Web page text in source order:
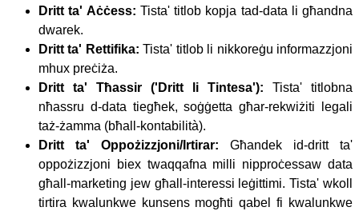
Dritt ta' Aċċess: Tista' titlob kopja tad-data li għandna
dwarek.
Dritt ta' Rettifika: Tista' titlob li nikkoreġu informazzjoni
mhux preċiża.
Dritt ta' Tħassir ('Dritt li Tintesa'): Tista' titlobna
nħassru d-data tiegħek, soġġetta għar-rekwiżiti legali
taż-żamma (bħall-kontabilità).
Dritt ta' Oppożizzjoni/Irtirar: Għandek id-dritt ta'
oppożizzjoni biex twaqqafna milli nipproċessaw data
għall-marketing jew għall-interessi leġittimi. Tista' wkoll
tirtira kwalunkwe kunsens mogħti qabel fi kwalunkwe